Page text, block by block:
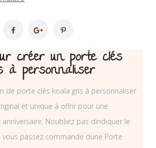
créer un porte clés
à personnaliser
de porte clés koala gris à personnaliser
et unique à offrir pour une
Noubliez pas dindiquer le
passez commande dune Porte